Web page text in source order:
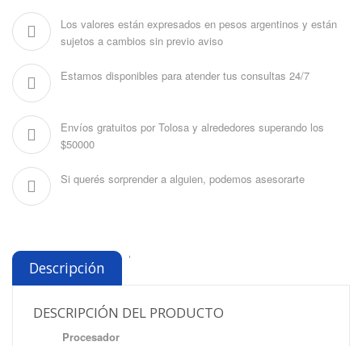
Los valores están expresados en pesos argentinos y están
sujetos a cambios sin previo aviso
Estamos disponibles para atender tus consultas 24/7
Envíos gratuitos por Tolosa y alrededores superando los
$50000
Si querés sorprender a alguien, podemos asesorarte
Descripción '
DESCRIPCIÓN DEL PRODUCTO
Procesador